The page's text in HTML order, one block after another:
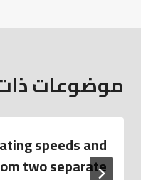
موضوعات
speeds and
two separate